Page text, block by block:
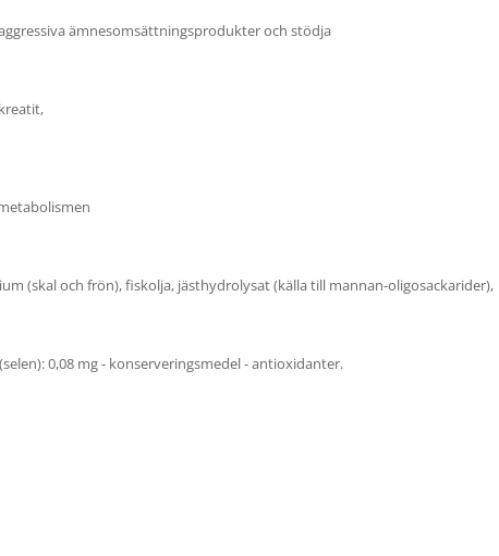
ämnesomsättningsprodukter och stödja
(skal och frön), fiskolja, jästhydrolysat (källa till mannan-oligosackarider),
0,08 mg - konserveringsmedel - antioxidanter.